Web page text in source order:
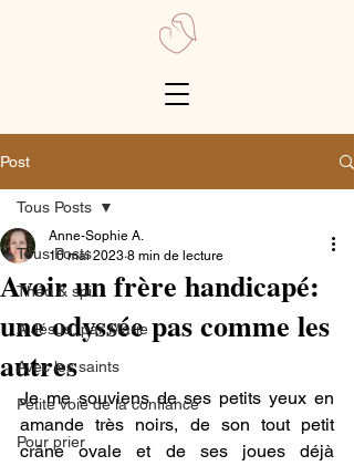
Post
Tous Posts
Théo & spi
A Jésus, par Marie
Avec les saints
Petite voie de la confiance
Pour prier
Tous Posts
Avoir un frère handicapé:
une odyssée pas comme les
autres
Anne-Sophie A.
10 mai 2023 8 min de lecture
Je me souviens de ses petits yeux en
amande très noirs, de son tout petit
crâne ovale et de ses joues déjà